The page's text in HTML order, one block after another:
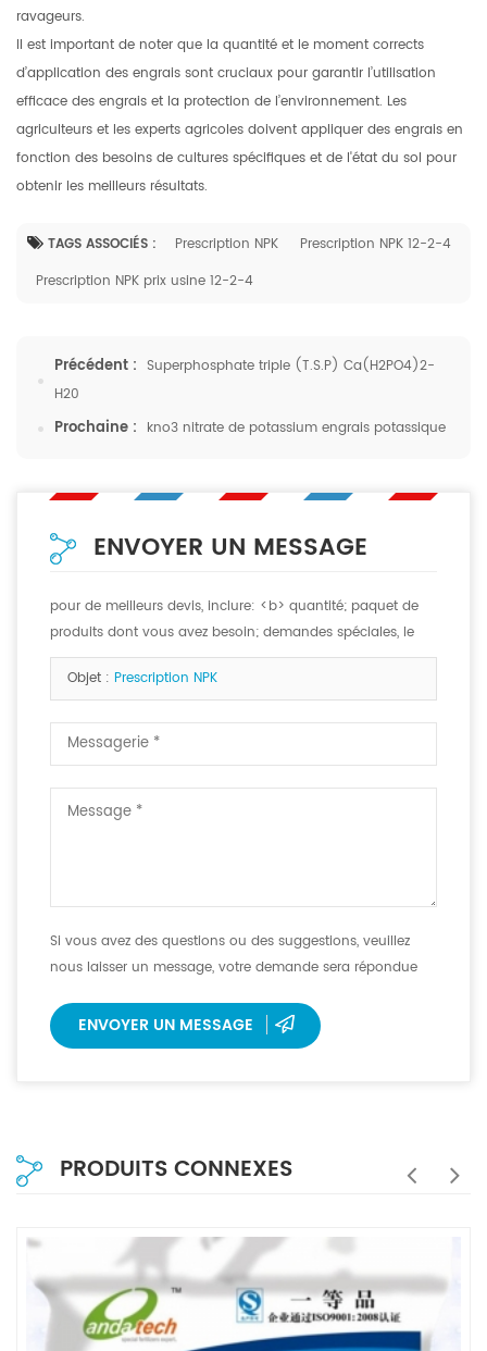
ravageurs.
Il est important de noter que la quantité et le moment corrects
d’application des engrais sont cruciaux pour garantir l’utilisation
efficace des engrais et la protection de l’environnement. Les
agriculteurs et les experts agricoles doivent appliquer des engrais en
fonction des besoins de cultures spécifiques et de l'état du sol pour
obtenir les meilleurs résultats.
TAGS ASSOCIÉS : Prescription NPK
Prescription NPK 12-2-4
Prescription NPK prix usine 12-2-4
Précédent : Superphosphate triple (T.S.P) Ca(H2PO4)2-
H20
Prochaine : kno3 nitrate de potassium engrais potassique
ENVOYER UN MESSAGE
pour de meilleurs devis, inclure: <b> quantité; paquet de
produits dont vous avez besoin; demandes spéciales, le
cas échéant. <b>
Objet : Prescription NPK
Si vous avez des questions ou des suggestions, veuillez
nous laisser un message, votre demande sera répondue
ENVOYER UN MESSAGE
PRODUITS CONNEXES